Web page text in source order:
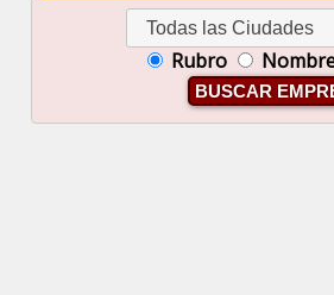
Todas las Ciudades
Rubro
BUSCAR